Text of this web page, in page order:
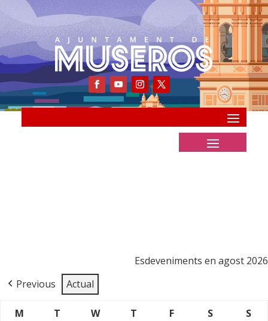
Esdeveniments en agost 2026
Previous
Actual
M
T Dimarts
WDimecres
T F Divendres
S Dissabte
S